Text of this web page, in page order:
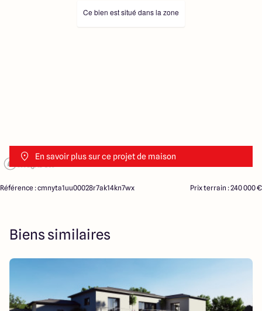
En savoir plus sur ce projet de maison
Ce bien est situé dans la zone
Référence : cmnyta1uu00028r7ak14kn7wx Prix terrain : 240 000 €
Biens similaires